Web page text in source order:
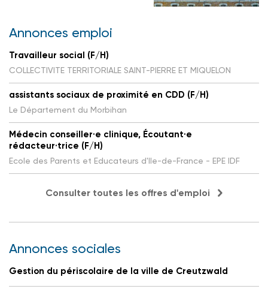
Annonces emploi
Travailleur social (F/H)
COLLECTIVITE TERRITORIALE SAINT-PIERRE ET MIQUELON
assistants sociaux de proximité en CDD (F/H)
Le Département du Morbihan
Médecin conseiller·e clinique, Écoutant·e
rédacteur·trice (F/H)
Ecole des Parents et Educateurs d'Ile-de-France - EPE IDF
Consulter toutes les offres d'emploi
Annonces sociales
Gestion du périscolaire de la ville de Creutzwald